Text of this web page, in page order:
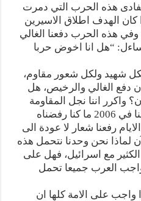
هذه الحرب التي دمرت
كان الهدف اطلاق الاسيرين
هذه الحرب دفعنا الغالي
“هل انا اخوض حربا
شهيد ولكل شعور مقاوم،
دفع الغالي والرخيص، هل
واكرر اننا نجل المقاومة
والمقاومين.لماذا طلبنا لأنفسنا في 2006 ما كنا رفضناه
الايام رفعنا شعار لا عودة الى
به الآن لماذا نحن وحدنا نتحمل هذه
مع اسرائيل، فهل على
العرب جميعا تحمل
واجب على الامة كلها ان